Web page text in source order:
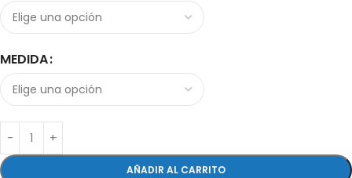
MEDIDA
AÑADIR AL CARRITO